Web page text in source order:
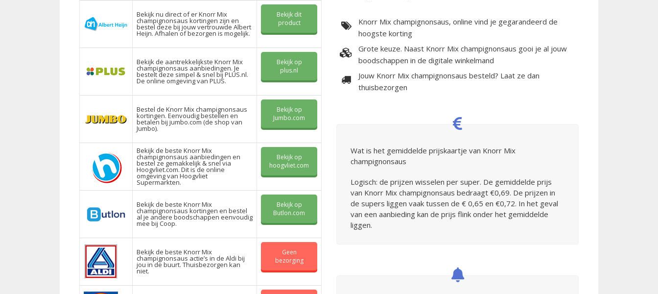
Bekijk nu direct of er Knorr Mix
champignonsaus kortingen zijn en
bestel deze bij jouw vertrouwde Albert
Heijn. Afhalen of bezorgen is mogelijk.
Bekijk dit
product
Bekijk de aantrekkelijkste Knorr Mix
champignonsaus aanbiedingen. Je
bestelt deze simpel & snel bij PLUS.nl.
De online omgeving van PLUS.
Bekijk op
plus.nl
Bestel de Knorr Mix champignonsaus
kortingen. Eenvoudig bestellen en
betalen bij jumbo.com (de shop van
Jumbo).
Bekijk op
Jumbo.com
Bekijk de beste Knorr Mix
champignonsaus aanbiedingen en
bestel ze gemakkelijk & snel via
Hoogvliet.com. Dit is de online
omgeving van Hoogvliet
Supermarkten.
Bekijk op
hoogvliet.com
Bekijk de beste Knorr Mix
champignonsaus kortingen en bestel
al je andere boodschappen eenvoudig
mee bij Coop.
Bekijk op
Butlon.com
Bekijk de beste Knorr Mix
champignonsaus actie’s in de Aldi bij
jou in de buurt. Thuisbezorgen kan
niet.
Geen
bezorging
Knorr Mix champignonsaus, online vind je gegarandeerd de
hoogste korting
Grote keuze. Naast Knorr Mix champignonsaus gooi je al jouw
boodschappen in de digitale winkelmand
Jouw Knorr Mix champignonsaus besteld? Laat ze dan
thuisbezorgen
Wat is het gemiddelde prijskaartje van Knorr Mix
champignonsaus
Logisch: de prijzen wisselen per super. De gemiddelde prijs
van Knorr Mix champignonsaus bedraagt €0,69. De prijzen in
de supers liggen vaak tussen de € 0,65 en €0,72. In het geval
van een aanbieding kan de prijs flink onder het gemiddelde
liggen.